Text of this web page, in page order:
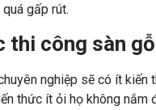
gấp rút.
thi công sàn
nghiệp sẽ có ít kiến
thức ít ỏi họ không